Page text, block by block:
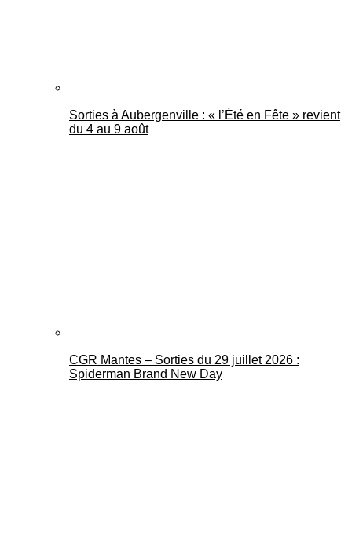
Sorties à Aubergenville : « l’Été en Fête » revient
du 4 au 9 août
CGR Mantes – Sorties du 29 juillet 2026 :
Spiderman Brand New Day